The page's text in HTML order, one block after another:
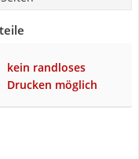
kein randloses
Drucken möglich